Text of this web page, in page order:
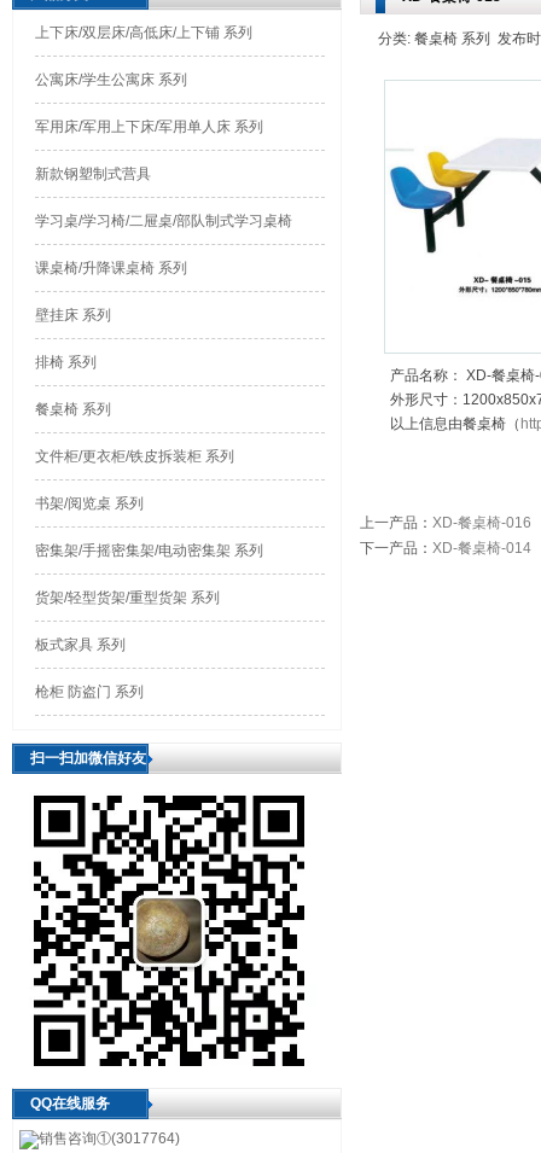
上下床/双层床/高低床/上下铺 系列
公寓床/学生公寓床 系列
军用床/军用上下床/军用单人床 系列
新款钢塑制式营具
学习桌/学习椅/二屉桌/部队制式学习桌椅
课桌椅/升降课桌椅 系列
壁挂床 系列
排椅 系列
餐桌椅 系列
文件柜/更衣柜/铁皮拆装柜 系列
书架/阅览桌 系列
密集架/手摇密集架/电动密集架 系列
货架/轻型货架/重型货架 系列
板式家具 系列
枪柜 防盗门 系列
扫一扫加微信好友
QQ在线服务
销售咨询①(3017764)
分类: 餐桌椅 系列 发布
产品名称： XD-餐桌椅
外形尺寸：
以上信息由餐桌椅（
上一产品 ： XD-餐桌椅-016
下一产品 ： XD-餐桌椅-014